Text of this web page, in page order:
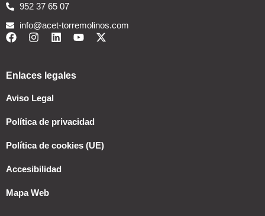
952 37 65 07
info@acet-torremolinos.com
Enlaces legales
Aviso Legal
Política de privacidad
Política de cookies (UE)
Accesibilidad
Mapa Web